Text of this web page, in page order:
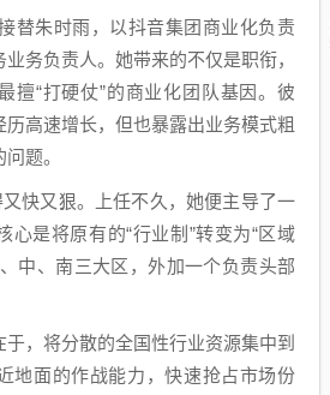
替朱时雨，以抖音集团商业化负责
务负责人。她带来的不仅是职衔，
擅“打硬仗”的商业化团队基因。彼
高速增长，但也暴露出业务模式粗
题。
又快又狠。上任不久，她便主导了一
心是将原有的“行业制”转变为“区域
中、南三大区，外加一个负责头部
，将分散的全国性行业资源集中到
地面的作战能力，快速抢占市场份